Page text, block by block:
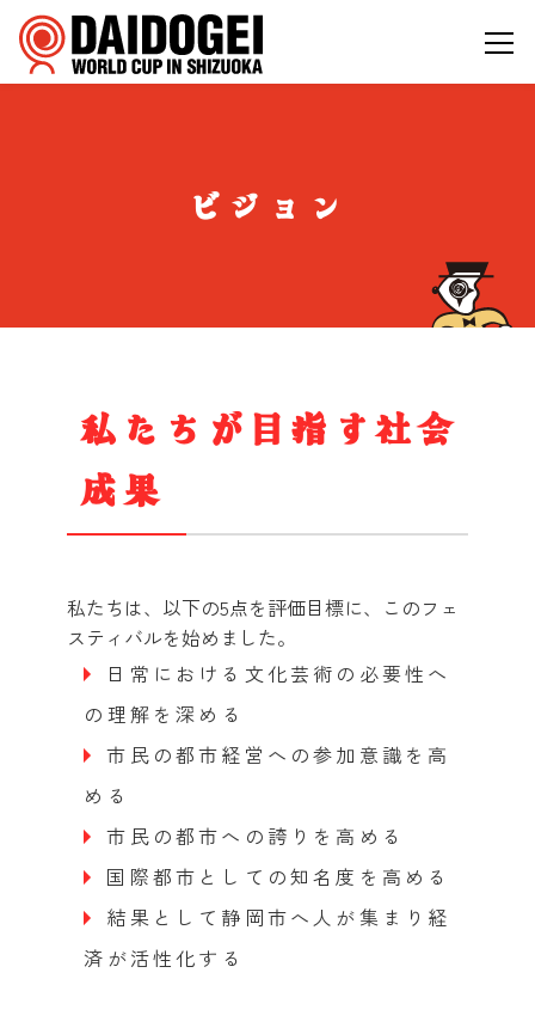
ビジョン
私たちが目指す社会
成果
私たちは、以下の5点を評価目標に、このフェ
スティバルを始めました。
日常における文化芸術の必要性へ
の理解を深める
市民の都市経営への参加意識を高
める
市民の都市への誇りを高める
国際都市としての知名度を高める
結果として静岡市へ人が集まり経
済が活性化する